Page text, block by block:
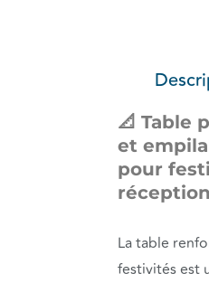
📐 Table
et
pour
La table
festivités est